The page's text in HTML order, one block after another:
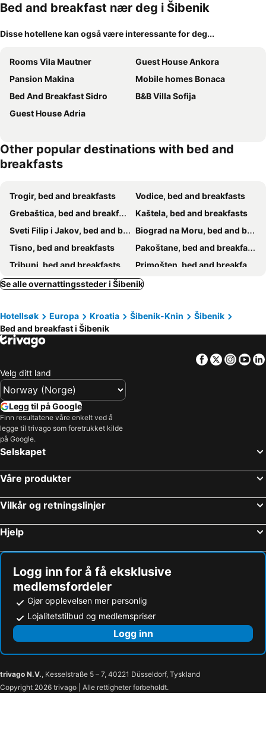
Bed and breakfast nær deg i Šibenik
Disse hotellene kan også være interessante for deg...
Rooms Vila Mautner
Guest House Ankora
Pansion Makina
Mobile homes Bonaca
Bed And Breakfast Sidro
B&B Villa Sofija
Guest House Adria
Other popular destinations with bed and
breakfasts
Trogir, bed and breakfasts
Vodice, bed and breakfasts
Grebaštica, bed and breakfasts
Kaštela, bed and breakfasts
Sveti Filip i Jakov, bed and breakfasts
Biograd na Moru, bed and breakfasts
Tisno, bed and breakfasts
Pakoštane, bed and breakfasts
Tribunj, bed and breakfasts
Primošten, bed and breakfasts
Marina, bed and breakfasts
Murter-Kornati, bed and breakfasts
Benkovac, bed and breakfasts
Kaprije, bed and breakfasts
Vrlika, bed and breakfasts
Rogoznica, bed and breakfasts
Biskupija, bed and breakfasts
Se alle overnattingssteder i Šibenik
Hotellsøk Europa Kroatia Šibenik-Knin
Šibenik
Bed and breakfast i Šibenik
Facebook
Twitter
Velg ditt land
Legg til på Google
Finn resultatene våre enkelt ved å
legge til trivago som foretrukket kilde
på Google.
Selskapet
Våre produkter
Vilkår og retningslinjer
Hjelp
Logg inn for å få eksklusive
medlemsfordeler
Gjør opplevelsen mer personlig
Lojalitetstilbud og medlemspriser
Logg inn
trivago N.V., Kesselstraße 5 – 7, 40221 Düsseldorf, Tyskland
Copyright 2026 trivago | Alle rettigheter forbeholdt.